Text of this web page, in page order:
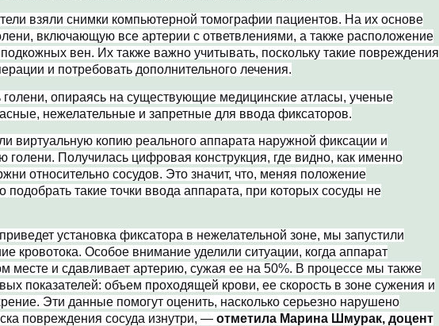
взяли снимки компьютерной томографии пациентов. На их основе
включающую все артерии с ответвлениями, а также расположение
вен. Их также важно учитывать, поскольку такие повреждения
и потребовать дополнительного лечения.
опираясь на существующие медицинские атласы, ученые
нежелательные и запретные для ввода фиксаторов.
виртуальную копию реального аппарата наружной фиксации и
голени. Получилась цифровая конструкция, где видно, как именно
относительно сосудов. Это значит, что, меняя положение
такие точки ввода аппарата, при которых сосуды не
установка фиксатора в нежелательной зоне, мы запустили
кровотока. Особое внимание уделили ситуации, когда аппарат
месте и сдавливает артерию, сужая ее на 50%. В процессе мы также
показателей: объем проходящей крови, ее скорость в зоне сужения и
Эти данные помогут оценить, насколько серьезно нарушено
повреждения сосуда изнутри, — отметила Марина Шмурак, доцент